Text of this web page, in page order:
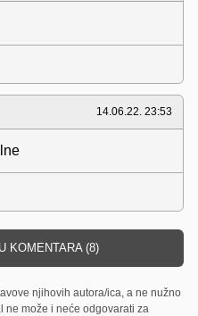
14.06.22. 23:53
KOMENTARA (8)
njihovih autora/ica, a ne nužno
ne može i neće odgovarati za